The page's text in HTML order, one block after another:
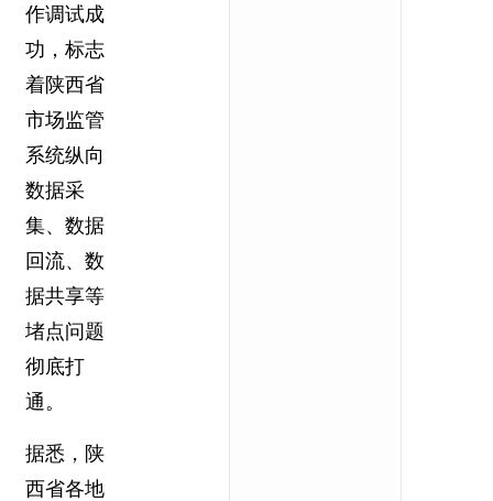
作调试成
功，标志
着陕西省
市场监管
系统纵向
数据采
集、数据
回流、数
据共享等
堵点问题
彻底打
通。
据悉，陕
西省各地